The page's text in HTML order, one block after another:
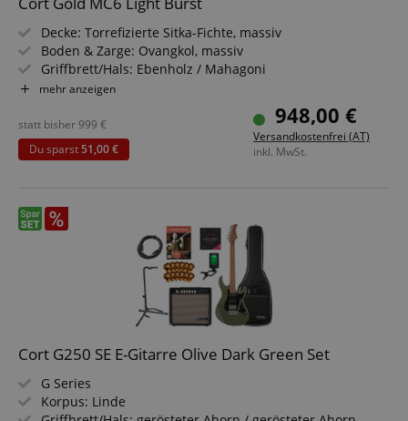
Decke: Torrefizierte Sitka-Fichte, massiv
Boden & Zarge: Ovangkol, massiv
Griffbrett/Hals: Ebenholz / Mahagoni
Elektronik: Fishman Flex Blend
mehr anzeigen
948,00 €
Versandkostenfrei (AT)
inkl. MwSt.
statt bisher999 €
Du sparst51,00 €
Cort G250 SE E-Gitarre Olive Dark Green Set
G Series
Korpus: Linde